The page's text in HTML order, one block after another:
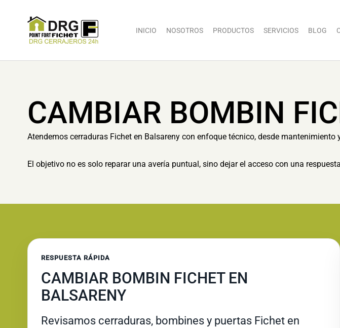
INICIO NOSOTROS PRODUCTOS SERVICIOS BLOG
CAMBIAR BOMBIN
Atendemos cerraduras Fichet en Balsareny con enfoque técnico, desde
El objetivo no es solo reparar una avería puntual, sino dejar el acceso con una
RESPUESTA RÁPIDA
CAMBIAR BOMBIN FICHET EN
BALSARENY
Revisamos cerraduras, bombines y puertas Fichet en